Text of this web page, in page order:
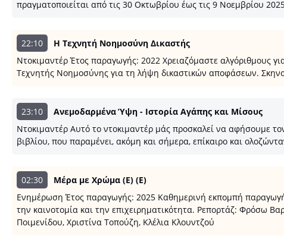
πραγματοποιείται από τις 30 Οκτωβρίου έως τις 9 Νοεμβρίου
22:10
Η Τεχνητή Νοημοσύνη Δικαστής
Ντοκιμαντέρ Έτος παραγωγής: 2022 Χρειαζόμαστε αλγόριθμους
Τεχνητής Νοημοσύνης για τη λήψη δικαστικών αποφάσεων.
23:10
Ανεμοδαρμένα Ύψη - Ιστορία Αγάπης και Μίσους
Ντοκιμαντέρ Αυτό το ντοκιμαντέρ μάς προσκαλεί να αφήσουμε
βιβλίου, που παραμένει, ακόμη και σήμερα, επίκαιρο και
02:30
Μέρα με Χρώμα (E) (E)
Ενημέρωση Έτος παραγωγής: 2025 Καθημερινή εκπομπή
την καινοτομία και την επιχειρηματικότητα. Ρεπορτάζ: Φρόσω
Ποιμενίδου, Χριστίνα Τοπούζη, Κλέλια Κλουντζού